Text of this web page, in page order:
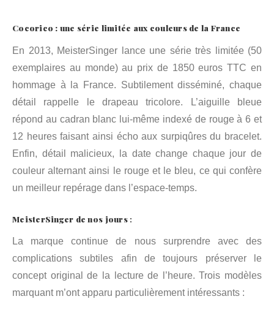
Cocorico : une série limitée aux couleurs de la France
En 2013, MeisterSinger lance une série très limitée (50
exemplaires au monde) au prix de 1850 euros TTC en
hommage à la France. Subtilement disséminé, chaque
détail rappelle le drapeau tricolore. L’aiguille bleue
répond au cadran blanc lui-même indexé de rouge à 6 et
12 heures faisant ainsi écho aux surpiqûres du bracelet.
Enfin, détail malicieux, la date change chaque jour de
couleur alternant ainsi le rouge et le bleu, ce qui confère
un meilleur repérage dans l’espace-temps.
MeisterSinger de nos jours :
La marque continue de nous surprendre avec des
complications subtiles afin de toujours préserver le
concept original de la lecture de l’heure. Trois modèles
marquant m’ont apparu particulièrement intéressants :